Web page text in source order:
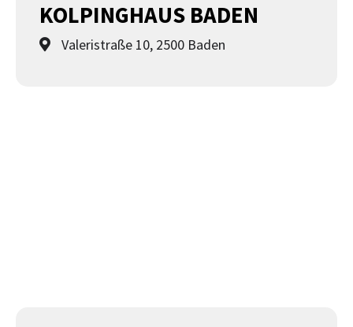
KOLPINGHAUS BADEN
Valeristraße 10, 2500 Baden